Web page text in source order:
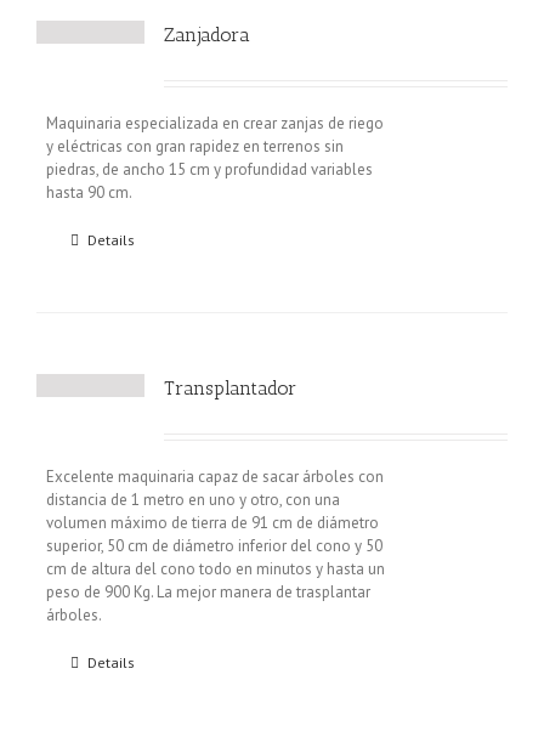
Zanjadora
Maquinaria especializada en crear zanjas de riego
y eléctricas con gran rapidez en terrenos sin
piedras, de ancho 15 cm y profundidad variables
hasta 90 cm.
Details
Transplantador
Excelente maquinaria capaz de sacar árboles con
distancia de 1 metro en uno y otro, con una
volumen máximo de tierra de 91 cm de diámetro
superior, 50 cm de diámetro inferior del cono y 50
cm de altura del cono todo en minutos y hasta un
peso de 900 Kg. La mejor manera de trasplantar
árboles.
Details